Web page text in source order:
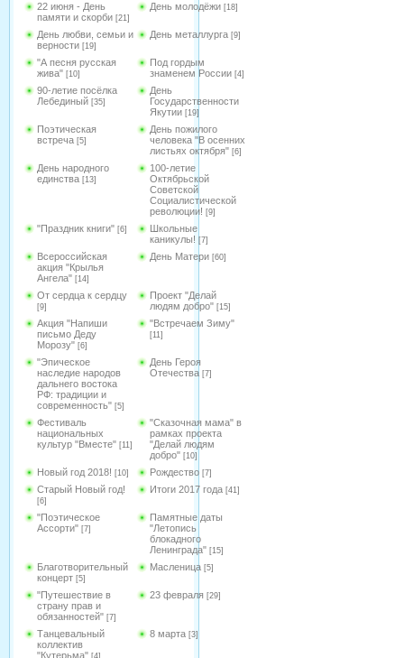
22 июня - День
памяти и скорби [21]
День молодёжи [18]
День любви, семьи и
верности [19]
День металлурга [9]
"А песня русская
жива" [10]
Под гордым
знаменем России [4]
90-летие посёлка
Лебединый [35]
День
Государственности
Якутии [19]
Поэтическая
встреча [5]
День пожилого
человека "В осенних
листьях октября" [6]
День народного
единства [13]
100-летие
Октябрьской
Советской
Социалистической
революции! [9]
"Праздник книги" [6]
Школьные
каникулы! [7]
Всероссийская
акция "Крылья
Ангела" [14]
День Матери [60]
От сердца к сердцу
[9]
Проект "Делай
людям добро" [15]
Акция "Напиши
письмо Деду
Морозу" [6]
"Встречаем Зиму"
[11]
"Эпическое
наследие народов
дальнего востока
РФ: традиции и
современность" [5]
День Героя
Отечества [7]
Фестиваль
национальных
культур "Вместе" [11]
"Сказочная мама" в
рамках проекта
"Делай людям
добро" [10]
Новый год 2018! [10] Рождество [7]
Старый Новый год!
[6]
Итоги 2017 года [41]
"Поэтическое
Ассорти" [7]
Памятные даты
"Летопись
блокадного
Ленинграда" [15]
Благотворительный
концерт [5]
Масленица [5]
"Путешествие в
страну прав и
обязанностей" [7]
23 февраля [29]
Танцевальный
коллектив
"Кутерьма" [4]
8 марта [3]